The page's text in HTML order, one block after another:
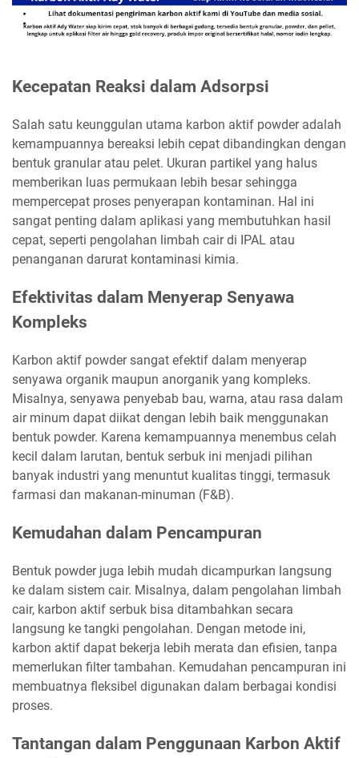
Kecepatan Reaksi dalam Adsorpsi
Salah satu keunggulan utama karbon aktif powder adalah
kemampuannya bereaksi lebih cepat dibandingkan dengan
bentuk granular atau pelet. Ukuran partikel yang halus
memberikan luas permukaan lebih besar sehingga
mempercepat proses penyerapan kontaminan. Hal ini
sangat penting dalam aplikasi yang membutuhkan hasil
cepat, seperti pengolahan limbah cair di IPAL atau
penanganan darurat kontaminasi kimia.
Efektivitas dalam Menyerap Senyawa
Kompleks
Karbon aktif powder sangat efektif dalam menyerap
senyawa organik maupun anorganik yang kompleks.
Misalnya, senyawa penyebab bau, warna, atau rasa dalam
air minum dapat diikat dengan lebih baik menggunakan
bentuk powder. Karena kemampuannya menembus celah
kecil dalam larutan, bentuk serbuk ini menjadi pilihan
banyak industri yang menuntut kualitas tinggi, termasuk
farmasi dan makanan-minuman (F&B).
Kemudahan dalam Pencampuran
Bentuk powder juga lebih mudah dicampurkan langsung
ke dalam sistem cair. Misalnya, dalam pengolahan limbah
cair, karbon aktif serbuk bisa ditambahkan secara
langsung ke tangki pengolahan. Dengan metode ini,
karbon aktif dapat bekerja lebih merata dan efisien, tanpa
memerlukan filter tambahan. Kemudahan pencampuran ini
membuatnya fleksibel digunakan dalam berbagai kondisi
proses.
Tantangan dalam Penggunaan Karbon Aktif